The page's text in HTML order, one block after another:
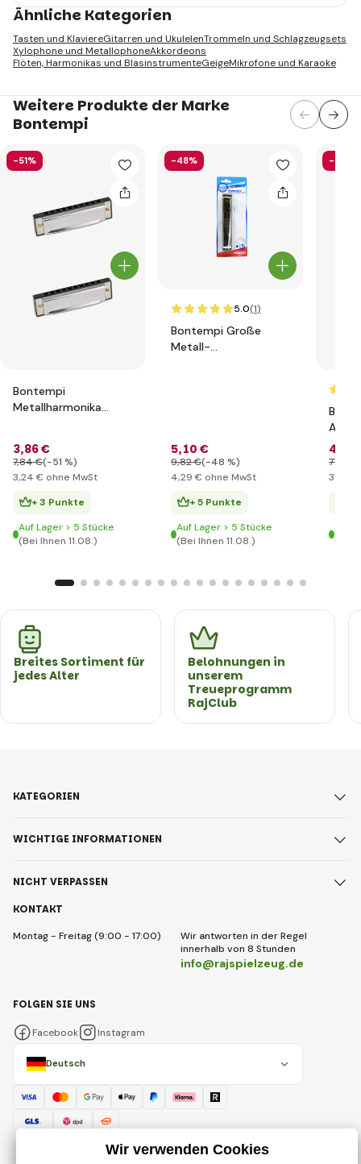
Ähnliche Kategorien
Tasten und KlaviereGitarren und UkulelenTrommeln und Schlagzeugsets
Xylophone und MetallophoneAkkordeons
Flöten, Harmonikas und BlasinstrumenteGeigeMikrofone und Karaoke
Weitere Produkte der Marke
Bontempi
-51%
Bontempi
Metallharmonika
3,86 €
7,84 €(-51 %)
3,24 € ohne MwSt
+ 3 Punkte
Auf Lager > 5 Stücke
(Bei Ihnen 11.08.)
-48%
5.0(1)
Bontempi Große
Metall-
5,10 €
9,82 €(-48 %)
4,29 € ohne MwSt
+ 5 Punkte
Auf Lager > 5 Stücke
(Bei Ihnen 11.08.)
-43%
44
77
37
Auf
(Bei
Breites Sortiment für
jedes Alter
Belohnungen in
unserem
Treueprogramm
RajClub
KONTAKT
Montag - Freitag (9:00 - 17:00)
Wir antworten in der Regel
innerhalb von 8 Stunden
info@rajspielzeug.de
KATEGORIEN
WICHTIGE INFORMATIONEN
NICHT VERPASSEN
Deutsch
FOLGEN SIE UNS
Facebook Instagram